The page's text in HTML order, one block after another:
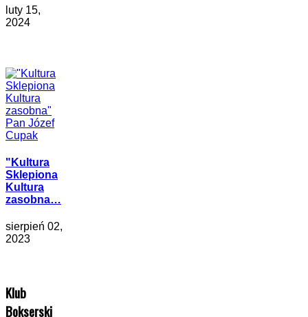
luty 15,
2024
"Kultura
Sklepiona
Kultura
zasobna…
sierpień 02,
2023
Klub
Bokserski